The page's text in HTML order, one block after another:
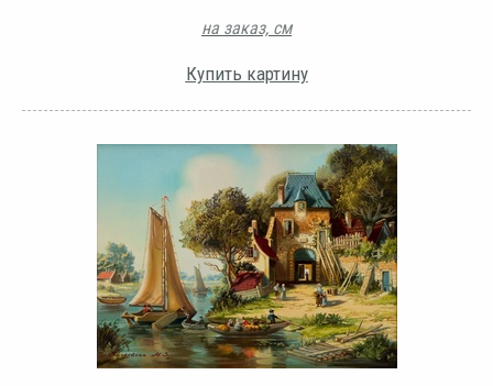
на заказ, см
Купить картину